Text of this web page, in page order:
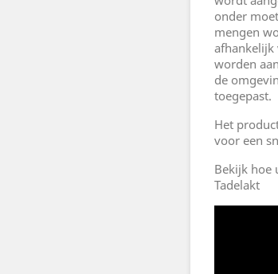
onder
mengen
afhankelijk
worden
de
toegepast.
Het
voor een
Bekijk hoe
Tadelakt